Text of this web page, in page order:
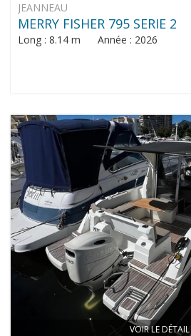
JEANNEAU
MERRY FISHER 795 SERIE 2
Long : 8.14 m Année : 2026
VOIR LE DÉTAIL